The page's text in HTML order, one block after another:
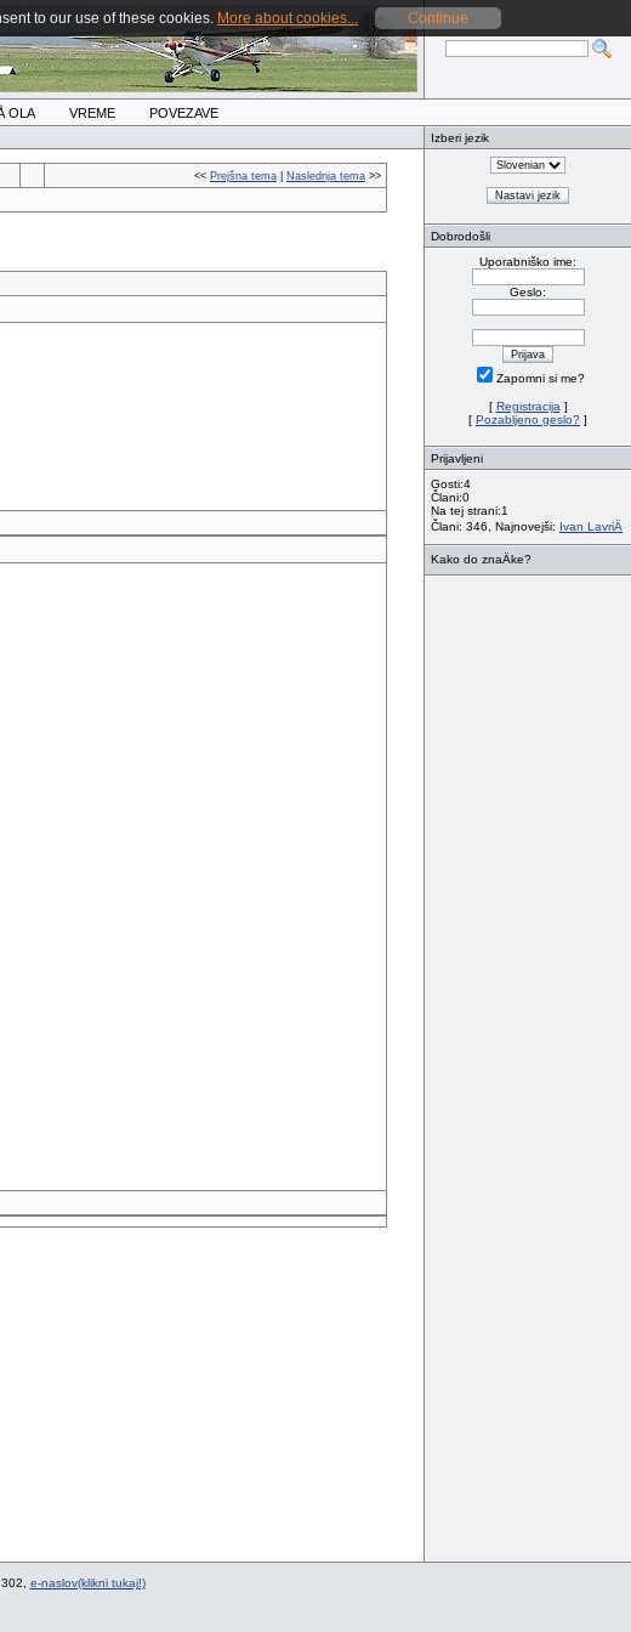
OLA VREME POVEZAVE
<< Prejšna tema Naslednja tema >>
Izberi jezik
Nastavi jezik
Dobrodošli
Uporabniško ime:
Geslo:
Zapomni si me?
[ Registracija ]
[ Pozabljeno geslo? ]
Prijavljeni
Gosti:4
Člani:0
Na tej strani:1
Člani: 346, Najnovejši: Ivan LavriÄ
Kako do znaÄke?
e-naslov(klikni tukaj!)
to our use of these cookies. More about cookies... Continue